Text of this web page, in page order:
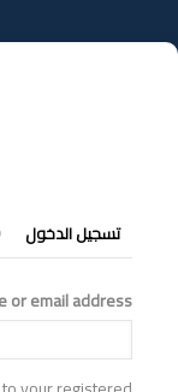
إلى
المحتوى
التبويبات
الأساسية
تسجيل الدخول
or email address